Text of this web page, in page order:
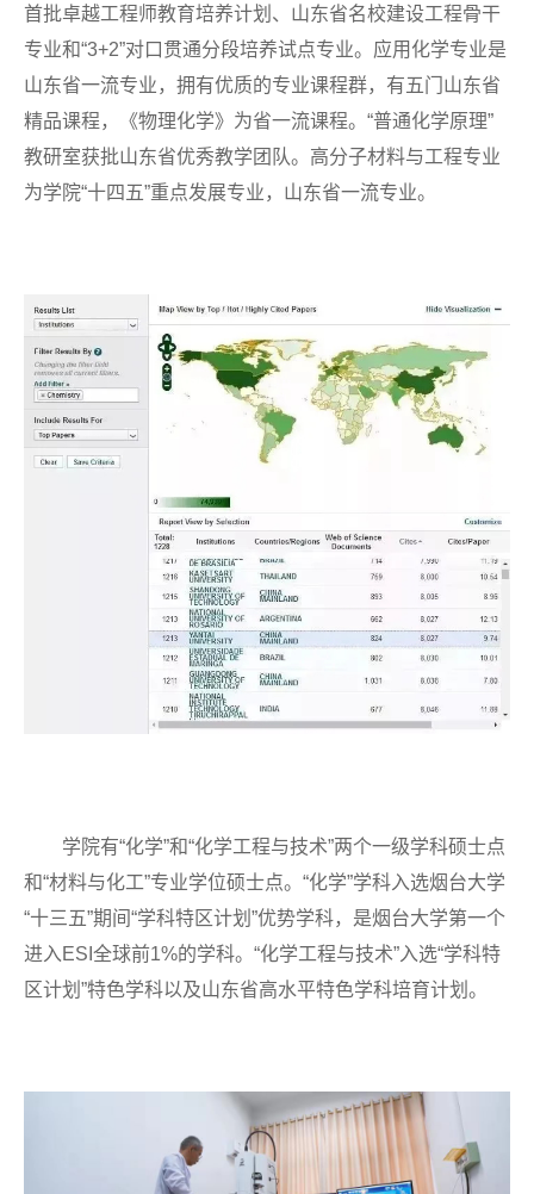
首批卓越工程师教育培养计划、山东省名校建设工程骨干
专业和“3+2”对口贯通分段培养试点专业。应用化学专业是
山东省一流专业，拥有优质的专业课程群，有五门山东省
精品课程，《物理化学》为省一流课程。“普通化学原理”
教研室获批山东省优秀教学团队。高分子材料与工程专业
为学院“十四五”重点发展专业，山东省一流专业。
学院有“化学”和“化学工程与技术”两个一级学科硕士点
和“材料与化工”专业学位硕士点。“化学”学科入选烟台大学
“十三五”期间“学科特区计划”优势学科，是烟台大学第一个
进入ESI全球前1%的学科。“化学工程与技术”入选“学科特
区计划”特色学科以及山东省高水平特色学科培育计划。